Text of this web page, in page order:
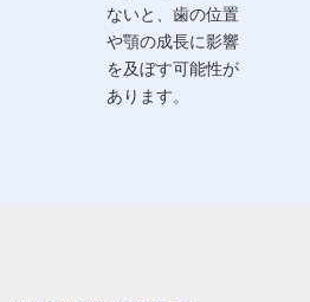
ないと、歯の位置
や顎の成長に影響
を及ぼす可能性が
あります。